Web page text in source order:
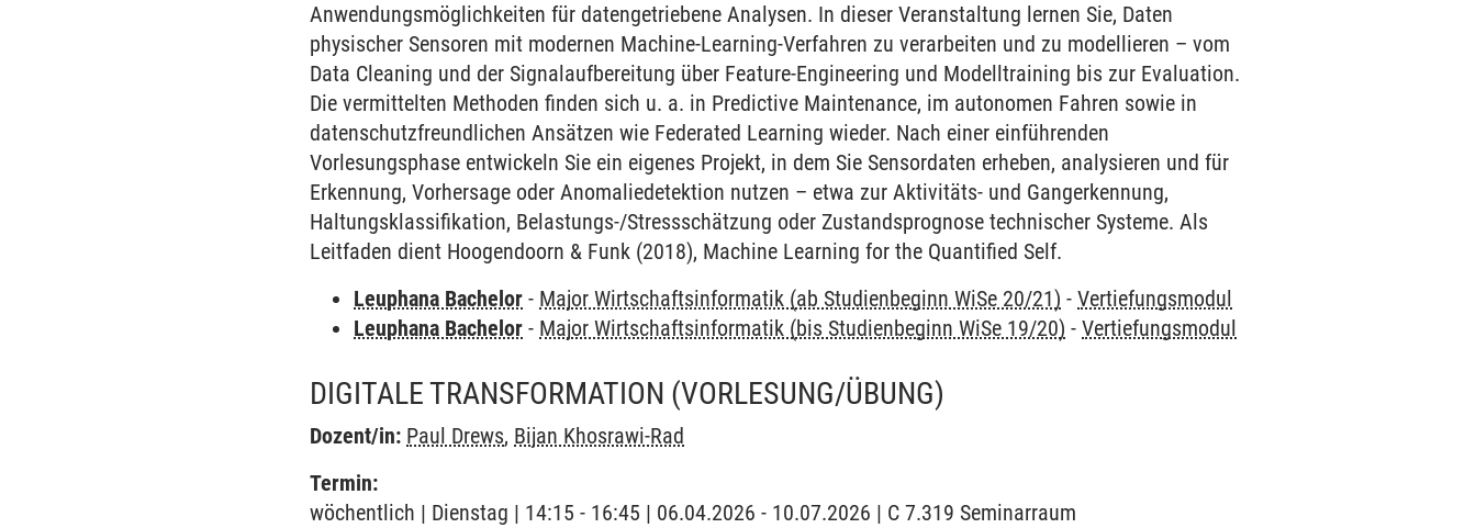
Anwendungsmöglichkeiten für datengetriebene Analysen. In dieser Veranstaltung lernen Sie, Daten
physischer Sensoren mit modernen Machine-Learning-Verfahren zu verarbeiten und zu modellieren – vom
Data Cleaning und der Signalaufbereitung über Feature-Engineering und Modelltraining bis zur Evaluation.
Die vermittelten Methoden finden sich u. a. in Predictive Maintenance, im autonomen Fahren sowie in
datenschutzfreundlichen Ansätzen wie Federated Learning wieder. Nach einer einführenden
Vorlesungsphase entwickeln Sie ein eigenes Projekt, in dem Sie Sensordaten erheben, analysieren und für
Erkennung, Vorhersage oder Anomaliedetektion nutzen – etwa zur Aktivitäts- und Gangerkennung,
Haltungsklassifikation, Belastungs-/Stressschätzung oder Zustandsprognose technischer Systeme. Als
Leitfaden dient Hoogendoorn & Funk (2018), Machine Learning for the Quantified Self.
Leuphana Bachelor - Major Wirtschaftsinformatik (ab Studienbeginn WiSe 20/21) -Vertiefungsmodul
Leuphana Bachelor - Major Wirtschaftsinformatik (bis Studienbeginn WiSe 19/20) -Vertiefungsmodul
DIGITALE TRANSFORMATION (VORLESUNG/ÜBUNG)
Dozent/in: Paul Drews, Bijan Khosrawi-Rad
Termin:
wöchentlich | Dienstag | 14:15 - 16:45 | 06.04.2026 - 10.07.2026 | C 7.319 Seminarraum